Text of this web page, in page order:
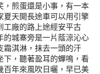
，煎蛋還是小事，有一本
夏天開長途車可以用引擎
工廠的路上途經安平古
的城寨旁是一片蔭涼沁心
霜淇淋，抹去一頭的汗
下，聽著盈耳的蟬鳴，看
百年來風吹日曬，早已美